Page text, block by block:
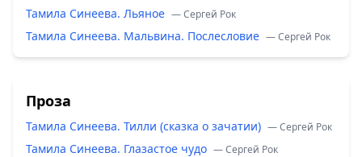
Тамила Синеева. Льяное — Сергей Рок
Тамила Синеева. Мальвина. Послесловие — Сергей Рок
Проза
Тамила Синеева. Тилли (сказка о зачатии) — Сергей Рок
Тамила Синеева. Глазастое чудо — Сергей Рок